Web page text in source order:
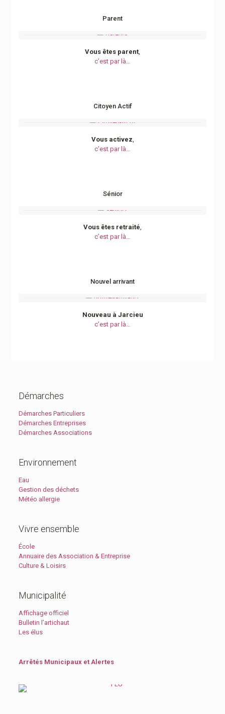
Parent
Vous êtes parent,
c’est par là…
Citoyen Actif
Vous activez,
c’est par là…
Sénior
Vous êtes retraité,
c’est par là…
Nouvel arrivant
Nouveau à Jarcieu
c’est par là…
Démarches
Démarches Particuliers
Démarches Entreprises
Démarches Associations
Environnement
Eau
Gestion des déchets
Météo allergie
Vivre ensemble
École
Annuaire des Association & Entreprise
Culture & Loisirs
Municipalité
Affichage officiel
Bulletin l’artichaut
Les élus
Arrêtés Municipaux et Alertes